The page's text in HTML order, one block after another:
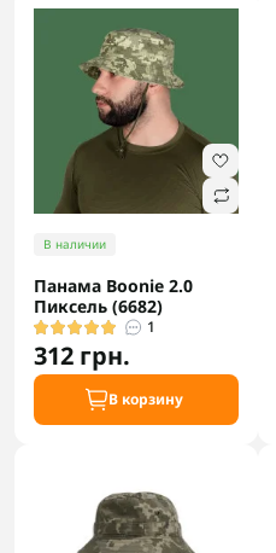
В наличии
Панама Boonie 2.0
Пиксель (6682)
1
312 грн.
В корзину